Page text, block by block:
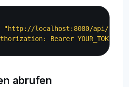
"http://localhost:8080/api/
Bearer YOUR_TOKEN"
abrufen